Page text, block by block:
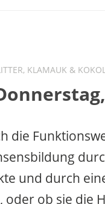
, KLAMAUK &
die
und durch
oder ob sie die